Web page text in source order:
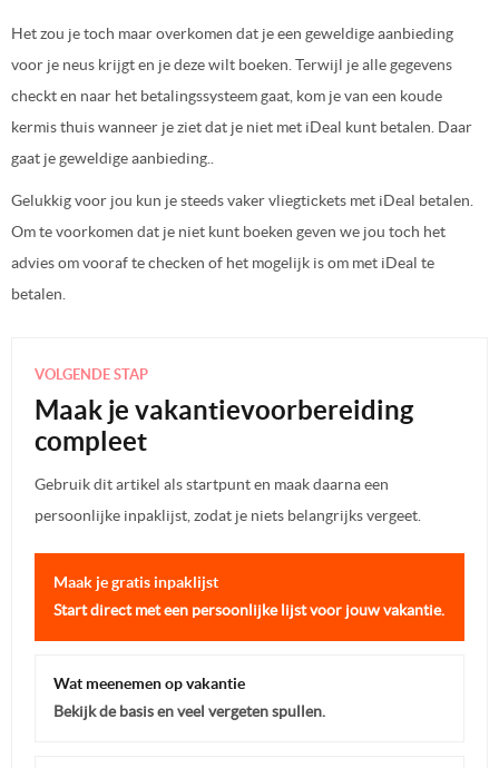
Het zou je toch maar overkomen dat je een geweldige aanbieding
voor je neus krijgt en je deze wilt boeken. Terwijl je alle gegevens
checkt en naar het betalingssysteem gaat, kom je van een koude
kermis thuis wanneer je ziet dat je niet met iDeal kunt betalen. Daar
gaat je geweldige aanbieding..
Gelukkig voor jou kun je steeds vaker vliegtickets met iDeal betalen.
Om te voorkomen dat je niet kunt boeken geven we jou toch het
advies om vooraf te checken of het mogelijk is om met iDeal te
betalen.
VOLGENDE STAP
Maak je vakantievoorbereiding
compleet
Gebruik dit artikel als startpunt en maak daarna een
persoonlijke inpaklijst, zodat je niets belangrijks vergeet.
Maak je gratis inpaklijst
Start direct met een persoonlijke lijst voor jouw vakantie.
Wat meenemen op vakantie
Bekijk de basis en veel vergeten spullen.